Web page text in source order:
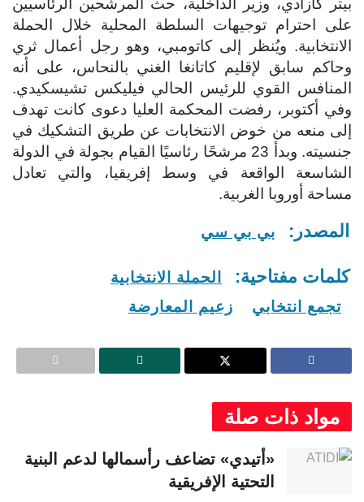
بيتر كازادي، وزير الداخلية، حث المرشحين الرئاسيين
على احترام توجيهات السلطة المحلية خلال الحملة
الانتخابية. ويُنظر إلى كاتومبي، وهو رجل أعمال ثري
وحاكم سابق لإقليم كاتانغا الغني بالنحاس، على أنه
المنافس القوي للرئيس الحالي فيليكس تشيسكيدي.
وفي أكتوبر، رفضت المحكمة العليا دعوى كانت تهدف
إلى منعه من خوض الانتخابات عن طريق التشكيك في
جنسيته. وبدأ 23 مرشحًا رئاسيًا القيام بجولة في الدولة
الشاسعة الواقعة في وسط إفريقيا، والتي تعادل
مساحة أوروبا الغربية.
المصدر: بي بي سي
كلمات مفتاحية:
الحملة الانتخابية
تجمع انتخابي
زعيم المعارضة
مواد ذات صلة
«أتيدي» تضاعف رأسمالها لدعم البنية
التحتية الإفريقية